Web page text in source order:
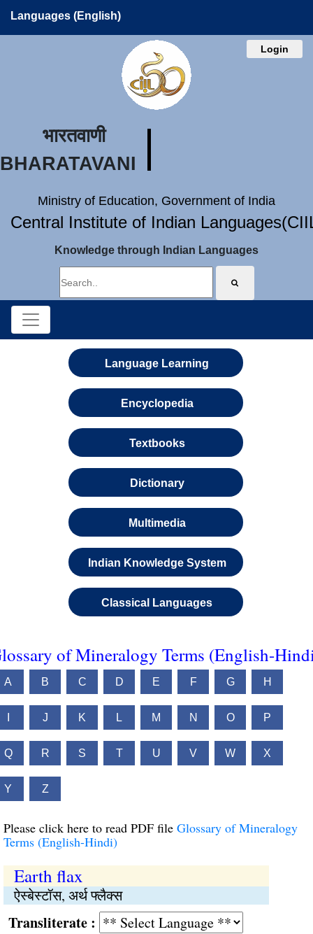
Languages (English)
Login
भारतवाणी
BHARATAVANI
Ministry of Education, Government of India
Central Institute of Indian
Knowledge through Indian Languages
Language Learning
Encyclopedia
Textbooks
Dictionary
Multimedia
Indian Knowledge System
Classical Languages
of Mineralogy Terms (English-
A B C D E F G H
J K L M N O P
Q R S T U V W X
Y Z
Please click here to read PDF file Glossary of Mineralogy
Terms (English-Hindi)
Earth flax
ऐस्बेस्टॉस, अर्थ फ्लैक्स
: